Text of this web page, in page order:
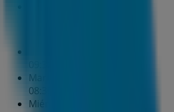
Martes
08:30 - 12:00
Miércoles